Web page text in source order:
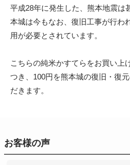
平成28年に発生した、熊本地震は
本城は今もなお、復旧工事が行わ
用が必要とされています。
こちらの純米かすてらをお買い上
つき、100円を熊本城の復旧・復
だきます。
お客様の声